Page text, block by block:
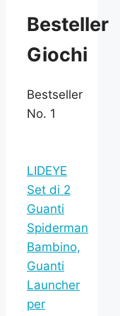
Besteller
Giochi
Bestseller
No. 1
LIDEYE
Set di 2
Guanti
Spiderman
Bambino,
Guanti
Launcher
per